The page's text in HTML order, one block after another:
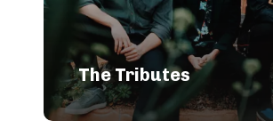
The Tributes